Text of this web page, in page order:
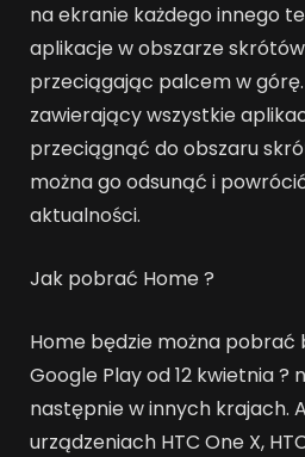
na ekranie każdego innego
aplikacje w obszarze
przeciągając palcem w
zawierający wszystkie
przeciągnąć do obszaru
można go odsunąć i
aktualności.
Jak pobrać Home ?
Home będzie można pobrać
Google Play od 12 kwietnia ?
następnie w innych krajach.
urządzeniach HTC One X,